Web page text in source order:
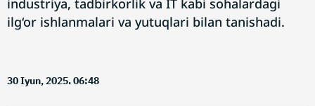
industriya, tadbirkorlik va IT kabi sohalardagi
ilg‘or ishlanmalari va yutuqlari bilan tanishadi.
30 Iyun, 2025. 06:48